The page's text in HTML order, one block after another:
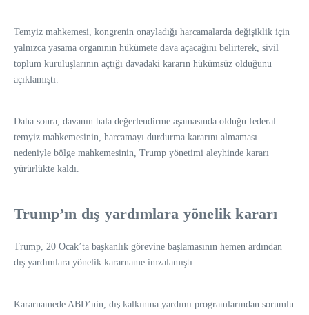
Temyiz mahkemesi, kongrenin onayladığı harcamalarda değişiklik için
yalnızca yasama organının hükümete dava açacağını belirterek, sivil
toplum kuruluşlarının açtığı davadaki kararın hükümsüz olduğunu
açıklamıştı.
Daha sonra, davanın hala değerlendirme aşamasında olduğu federal
temyiz mahkemesinin, harcamayı durdurma kararını almaması
nedeniyle bölge mahkemesinin, Trump yönetimi aleyhinde kararı
yürürlükte kaldı.
Trump’ın dış yardımlara yönelik kararı
Trump, 20 Ocak’ta başkanlık görevine başlamasının hemen ardından
dış yardımlara yönelik kararname imzalamıştı.
Kararnamede ABD’nin, dış kalkınma yardımı programlarından sorumlu